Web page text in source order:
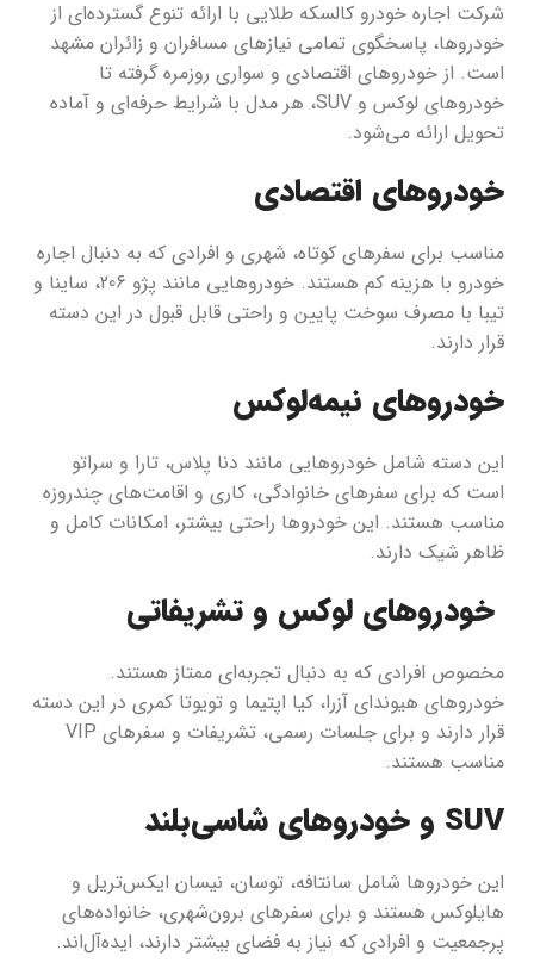
شرکت اجاره خودرو کالسکه طلایی با ارائه تنوع گسترده‌ای از
خودروها، پاسخگوی تمامی نیازهای مسافران و زائران مشهد
است. از خودروهای اقتصادی و سواری روزمره گرفته تا
خودروهای لوکس و SUV، هر مدل با شرایط حرفه‌ای و آماده
تحویل ارائه می‌شود.
خودروهای اقتصادی
مناسب برای سفرهای کوتاه، شهری و افرادی که به دنبال اجاره
خودرو با هزینه کم هستند. خودروهایی مانند پژو 206، ساینا و
تیبا با مصرف سوخت پایین و راحتی قابل قبول در این دسته
قرار دارند.
خودروهای نیمه‌لوکس
این دسته شامل خودروهایی مانند دنا پلاس، تارا و سراتو
است که برای سفرهای خانوادگی، کاری و اقامت‌های چندروزه
مناسب هستند. این خودروها راحتی بیشتر، امکانات کامل و
ظاهر شیک دارند.
خودروهای لوکس و تشریفاتی
مخصوص افرادی که به دنبال تجربه‌ای ممتاز هستند.
خودروهای هیوندای آزرا، کیا اپتیما و تویوتا کمری در این دسته
قرار دارند و برای جلسات رسمی، تشریفات و سفرهای VIP
مناسب هستند.
SUV و خودروهای شاسی‌بلند
این خودروها شامل سانتافه، توسان، نیسان ایکس‌تریل و
هایلوکس هستند و برای سفرهای برون‌شهری، خانواده‌های
پرجمعیت و افرادی که نیاز به فضای بیشتر دارند، ایده‌آل‌اند.